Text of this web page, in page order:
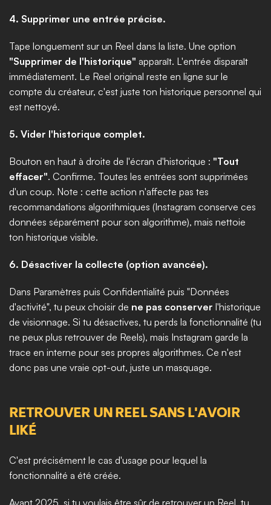
4. Supprimer une entrée précise.
"Supprimer de l'historique" apparaît. L'entrée disparaît
immédiatement. Le Reel original reste en ligne sur le
compte du créateur, c'est juste ton historique personnel qui
est nettoyé.
5. Vider l'historique complet.
Bouton en haut à droite de l'écran d'historique : "Tout
effacer". Confirme. Toutes les entrées sont supprimées
d'un coup. Note : cette action n'affecte pas tes
recommandations algorithmiques (Instagram conserve ces
données séparément pour son algorithme), mais nettoie
ton historique visible.
6. Désactiver la collecte (option avancée).
Dans Paramètres puis Confidentialité puis "Données
d'activité", tu peux choisir de ne pas conserver l'historique
de visionnage. Si tu désactives, tu perds la fonctionnalité (tu
ne peux plus retrouver de Reels), mais Instagram garde la
trace en interne pour ses propres algorithmes. Ce n'est
donc pas une vraie opt-out, juste un masquage.
RETROUVER UN REEL SANS L'AVOIR
LIKÉ
C'est précisément le cas d'usage pour lequel la
fonctionnalité a été créée.
Avant 2025, si tu voulais être sûr de retrouver un Reel, tu